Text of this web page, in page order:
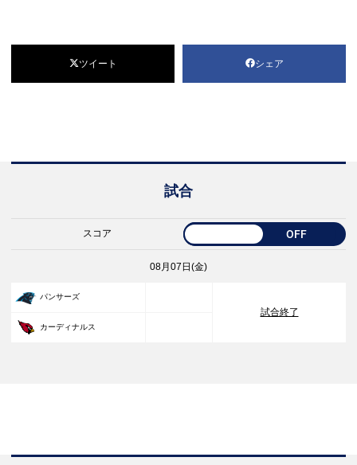
ツイート シェア
試合
スコア OFF
08月07日(金)
パンサーズ
試合終了
カーディナルス